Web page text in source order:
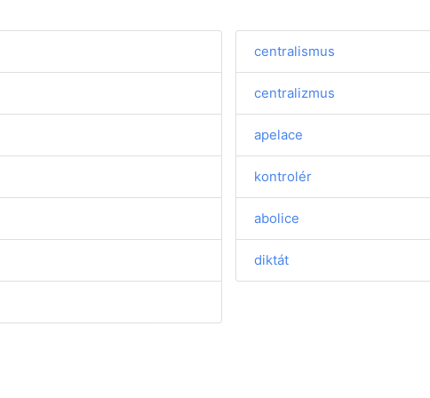
centralismus
centralizmus
apelace
kontrolér
abolice
diktát